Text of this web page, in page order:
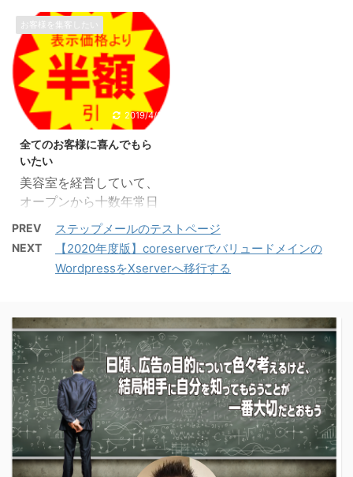
客できません。 それは、
ホームページだけ作った
状態では見てもらうこと
が出来ないからです。 ア
ドレス入れればみれる
よ？名前で検索すれば見
られるよ？？ と言われて
しまいますが、そもそも
初めてのお客様は ...
きっと制作費も高い大き
な所がやっているのかな
ーと思いながら調べてい
ると、とても素敵なモデ
ルさんをちょうど良い配
置でデザインされた垢抜
けたサイトでも、 営業時
間 アクセス（住所・道
順・最寄り駅） メニュー
料金 サービス内容 な
ど、本来これらが知りた
くて調べている」はずな
のに、そのショップサイ
トにわかり（見つけ）や
ませんか？ 結局、そのサ
イトでは欲しい情報が探
せず、別のサイトから情
報を探し出す事も多 ...
っているのでそれ以上費
用がかかることも珍しく
はありません。 でも、ホ
作費を回収できないこと
が多いんです。 制作費は
回収できないのに毎月管
理費は支払っ ...
お客様を集客したい
2019/4/3
全てのお客様に喜んでもら
いたい
美容室を経営していて、
オープンから十数年常日
頃思っていることです。
ご来店いただける方は、
なるべくお断りせずにや
ってあげたい。 最高の施
充実させ、知識と技術と
サービスで喜んでもらい
たい。 と思っていまし
た。 でも、少し違うこと
も感じてきた。 両親が開
業して40数年、私がリニ
ューアルオープンして10
数年がたちました。 日頃
どうしたら皆さんに喜ん
PREV ステップメールのテストページ
NEXT
【2020年度版】coreserverでバリュードメインの
WordpressをXserverへ移行する